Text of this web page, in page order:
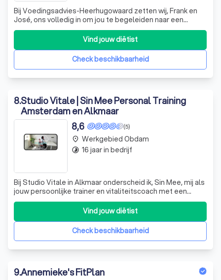
Bij Voedingsadvies-Heerhugowaard zetten wij, Frank en
José, ons volledig in om jou te begeleiden naar een
gezonder gewicht en een fitter leven. Als ervaren
voedingscoaches en BGN-gewichtsconsulenten
combineren we onze expertise in voeding met een diepe
passie voor sport en beweging. Wij geloven ster
Check beschikbaarheid
Vind jouw diëtist
8.Studio Vitale | Sin Mee Personal Training
Amsterdam en Alkmaar
(5)
8,6
Bij Studio Vitale in Alkmaar onderscheid ik, Sin Mee, mij als
jouw persoonlijke trainer en vitaliteitscoach met een
specialisatie in pre- en postnatale fitness. Mijn passie
voor beweging en gezondheid is de kern van mijn aanpak,
waarbij ik geloof in de helende kracht van beweging. Met
meer dan een d
Check beschikbaarheid
Vind jouw diëtist
place Werkgebied Obdam
timelapse 16 jaar in bedrijf
9.Annemieke's FitPlan ️